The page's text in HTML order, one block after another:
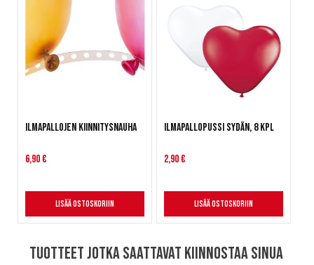
Ilmapallojen kiinnitysnauha
6,90 €
Lisää ostoskoriin
Ilmapallopussi Sydän, 8 kpl
2,90 €
Lisää ostoskoriin
Tuotteet jotka saattavat kiinnostaa sinua